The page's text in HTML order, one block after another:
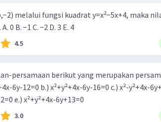
melalui fungsi kuadrat y=x²−5x+4, maka
0 B. −1 C. −2 D. 3 E. 4
4.5
persamaan berikut yang merupakan
6y-12=0 b.) x²+y²+4x-6y-16=0 c.) x²-y²+4x-
6y+5xy-12=0 e.) x²+y²+4x-6y+13=0
3.0